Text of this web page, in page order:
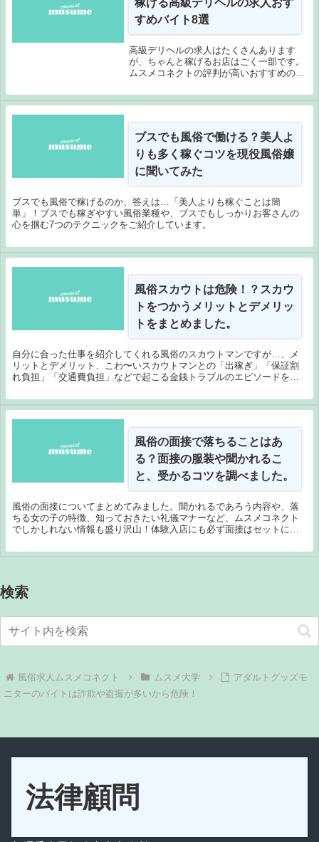
すめバイト8選
高級デリヘルの求人はたくさんあります
が、ちゃんと稼げるお店はごく一部です。
ムスメコネクトの評判が高いおすすめの求
ててくださいね。
ブスでも風俗で働ける？美人よ
りも多く稼ぐコツを現役風俗嬢
に聞いてみた
ブスでも風俗で稼げるのか、答えは…「美人よりも稼ぐことは簡
単」！ブスでも稼ぎやすい風俗業種や、ブスでもしっかりお客さんの
心を掴む7つのテクニックをご紹介しています。
風俗スカウトは危険！？スカウ
トをつかうメリットとデメリッ
トをまとめました。
自分に合った仕事を紹介してくれる風俗のスカウトマンですが…、メ
リットとデメリット、こわ〜いスカウトマンとの「出稼ぎ」「保証割
れ負担」「交通費負担」などで起こる金銭トラブルのエピソードをま
風俗の面接で落ちることはあ
る？面接の服装や聞かれるこ
と、受かるコツを調べました。
風俗の面接についてまとめてみました。聞かれるであろう内容や、落
ちる女の子の特徴、知っておきたい礼儀マナーなど、ムスメコネクト
でしかしれない情報も盛り沢山！体験入店にも必ず面接はセットにな
検索
ムスメ大学
アダルトグッズモ
ニターのバイトは詐欺や盗撮が多いから危険！
法律顧問